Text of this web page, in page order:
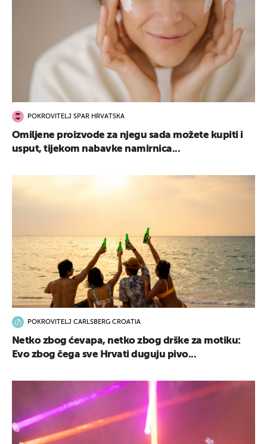
POKROVITELJ SPAR HRVATSKA
Omiljene proizvode za njegu sada možete kupiti i
usput, tijekom nabavke namirnica...
POKROVITELJ CARLSBERG CROATIA
Netko zbog ćevapa, netko zbog drške za motiku:
Evo zbog čega sve Hrvati duguju pivo...